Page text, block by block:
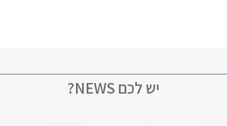
יש לכם NEWS?